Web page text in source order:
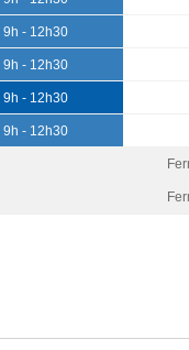
9h - 12h30
9h - 12h30
9h - 12h30
9h - 12h30